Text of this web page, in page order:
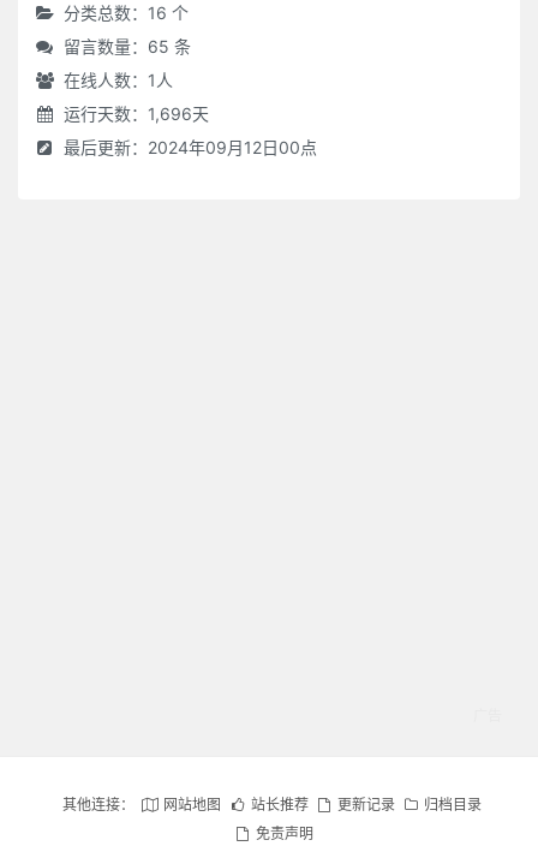
分类总数：16 个
留言数量：65 条
在线人数： 1 人
运行天数：1,696天
最后更新：2024年09月12日00点
其他连接： 网站地图 站长推荐 更新记录
归档目录
免责声明